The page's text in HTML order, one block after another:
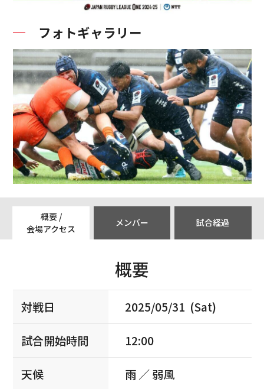
フォトギャラリー
概要 /
会場アクセス
メンバー 試合経過
概要
対戦日 2025/05/31 (Sat)
試合開始時間 12:00
天候 雨 ／ 弱風